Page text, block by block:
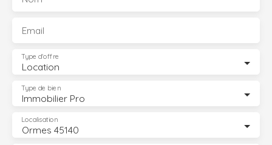
Email
Location
Type d'offre
Immobilier Pro
Type de bien
Ormes 45140
Localisation